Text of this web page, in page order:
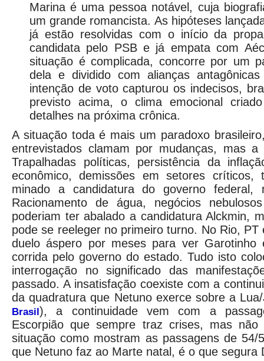
Marina é uma pessoa notável, cuja
um grande romancista. As hipóteses
já estão resolvidas com o início da
candidata pelo PSB e já empata com
situação é complicada, concorre por um
dela e dividido com alianças
intenção de voto capturou os indecisos,
previsto acima, o clima emocional
detalhes na próxima crônica.
A situação toda é mais um paradoxo
entrevistados clamam por mudanças, mas
Trapalhadas políticas, persistência da
econômico, demissões em setores críticos,
minado a candidatura do governo federal,
Racionamento de água, negócios
poderiam ter abalado a candidatura Alckmin,
pode se reeleger no primeiro turno. No Rio,
duelo áspero por meses para ver Garotinho
corrida pelo governo do estado. Tudo isto
interrogação no significado das
passado. A insatisfação coexiste com a
da quadratura que Netuno exerce sobre a
Brasil), a continuidade vem com a
Escorpião que sempre traz crises, mas
situação como mostram as passagens de
que Netuno faz ao Marte natal, é o que segura